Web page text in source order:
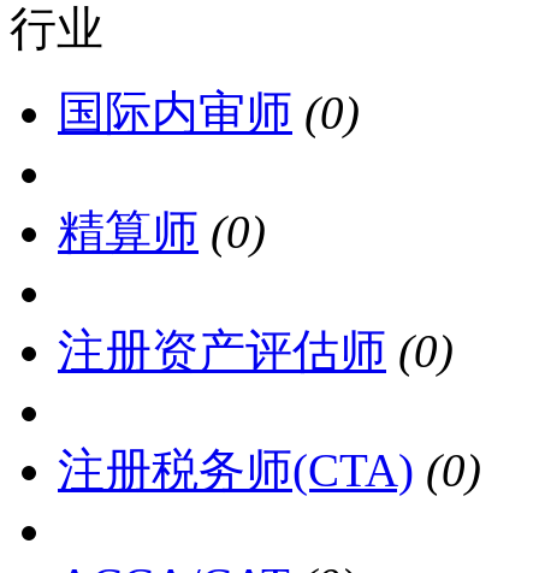
行业
国际内审师 (0)
精算师 (0)
注册资产评估师 (0)
注册税务师(CTA) (0)